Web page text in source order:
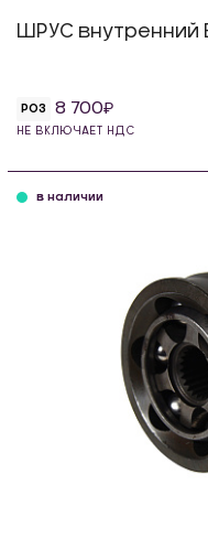
ШРУС внутренний
РОЗ 8 700
НЕ ВКЛЮЧАЕТ НДС
в наличии